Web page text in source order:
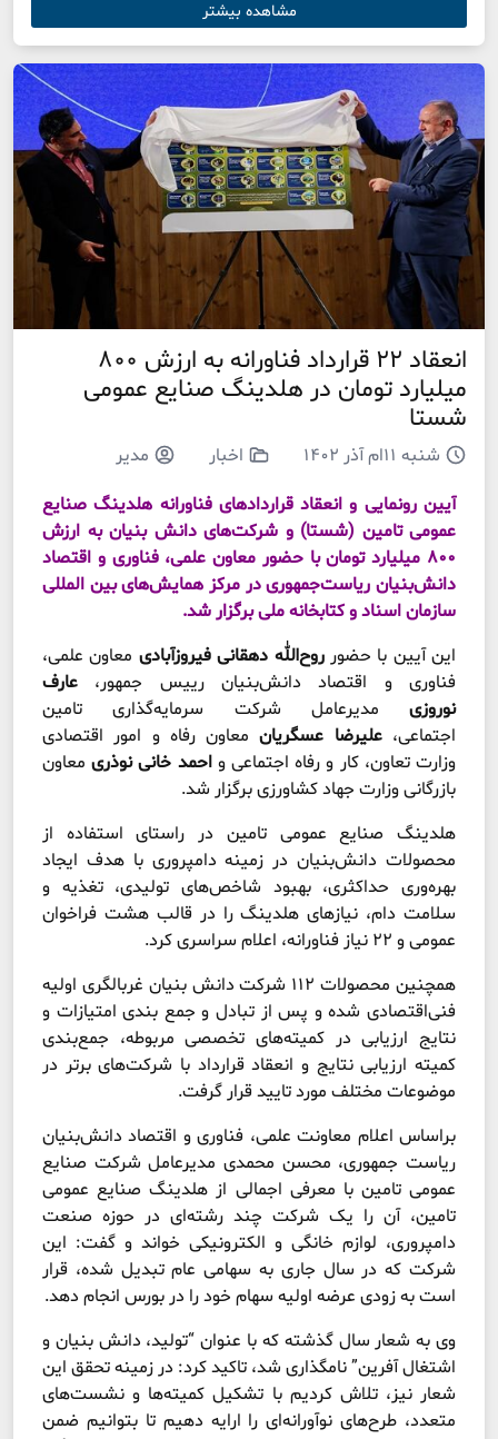
مشاهده بیشتر
انعقاد ۲۲ قرارداد فناورانه به ارزش ۸۰۰
میلیارد تومان در هلدینگ صنایع عمومی
شستا
شنبه ۱۱ام آذر ۱۴۰۲ اخبار
مدیر
آیین رونمایی و انعقاد قراردادهای فناورانه هلدینگ صنایع
عمومی تامین (شستا) و شرکت‌های دانش بنیان به ارزش
۸۰۰ میلیارد تومان با حضور معاون علمی، فناوری و اقتصاد
دانش‌بنیان ریاست‌جمهوری در مرکز همایش‌های بین المللی
سازمان اسناد و کتابخانه ملی برگزار شد.
این آیین با حضورروح‌الله دهقانی فیروزآبادی معاون علمی،
فناوری و اقتصاد دانش‌بنیان رییس جمهور، عارف
نوروزی مدیرعامل شرکت سرمایه‌گذاری تامین
اجتماعی،علیرضا عسگریانمعاون رفاه و امور اقتصادی
وزارت تعاون، کار و رفاه اجتماعی و احمد خانی نوذریمعاون
بازرگانی وزارت جهاد کشاورزی برگزار شد.
هلدینگ صنایع عمومی تامین در راستای استفاده از
محصولات دانش‌بنیان در زمینه دامپروری با هدف ایجاد
بهره‌وری حداکثری، بهبود شاخص‌های تولیدی، تغذیه و
سلامت دام، نیازهای هلدینگ را در قالب هشت فراخوان
عمومی و ۲۲ نیاز فناورانه، اعلام سراسری کرد.
همچنین محصولات ۱۱۲ شرکت دانش بنیان غربالگری اولیه
فنی‌اقتصادی شده و پس از تبادل و جمع بندی امتیازات و
نتایج ارزیابی در کمیته‌های تخصصی مربوطه، جمع‌بندی
کمیته ارزیابی نتایج و انعقاد قرارداد با شرکت‌های برتر در
موضوعات مختلف مورد تایید قرار گرفت.
براساس اعلام معاونت علمی، فناوری و اقتصاد دانش‌بنیان
ریاست جمهوری، محسن محمدی مدیرعامل شرکت صنایع
عمومی تامین با معرفی اجمالی از هلدینگ صنایع عمومی
تامین، آن را یک شرکت چند رشته‌ای در حوزه صنعت
دامپروری، لوازم خانگی و الکترونیکی خواند و گفت: این
شرکت که در سال جاری به سهامی عام تبدیل شده، قرار
است به زودی عرضه اولیه سهام خود را در بورس انجام دهد.
وی به شعار سال گذشته که با عنوان “تولید، دانش بنیان و
اشتغال آفرین” نامگذاری شد، تاکید کرد: در زمینه تحقق این
شعار نیز، تلاش کردیم با تشکیل کمیته‌ها و نشست‌های
متعدد، طرح‌های نوآورانه‌ای را ارایه دهیم تا بتوانیم ضمن